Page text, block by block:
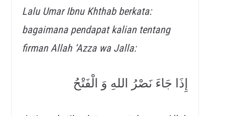
Lalu Umar Ibnu Khthab berkata:
bagaimana pendapat kalian tentang
firman Allah ‘Azza wa Jalla:
إِذَا جَاءَ نَصْرُ اللهِ وَ الْفَتْحُ